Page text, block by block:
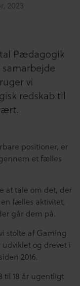
2023
Pædagogik
vi
redskab til
positioner, er
et fælles
at tale om det, der
fælles aktivitet,
går dem på.
stolte af Gaming
og drevet i
2016.
til 18 år ugentligt